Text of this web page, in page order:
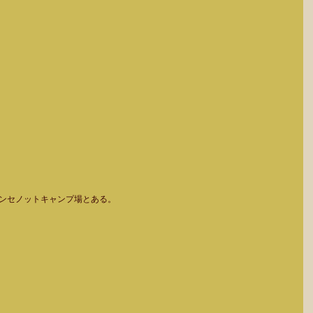
セノットキャンプ場とある。